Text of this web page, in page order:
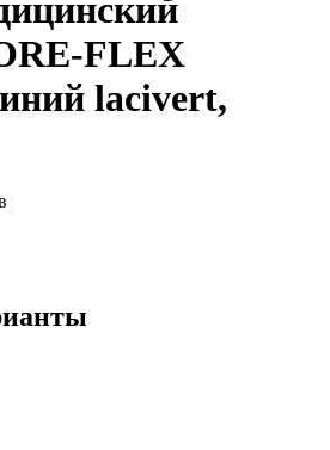
FLEX
lacivert,